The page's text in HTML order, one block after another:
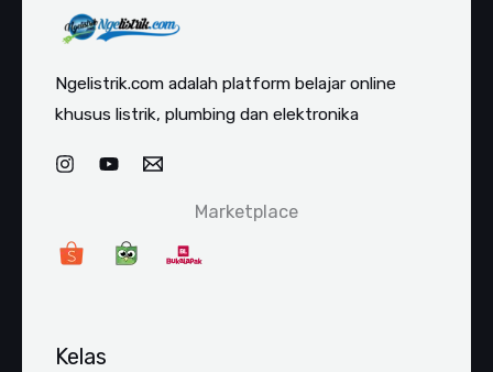
Ngelistrik.com adalah platform belajar online
khusus listrik, plumbing dan elektronika
Marketplace
Kelas